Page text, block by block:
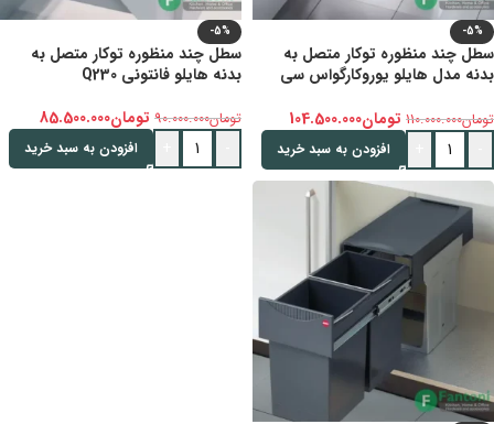
-5%
سطل چند منظوره توکار متصل به
بدنه مدل هایلو یوروکارگواس سی
تومان110.000.000 تومان104.500.000
افزودن به سبد خرید
-5%
سطل چند منظوره توکار متصل به
بدنه هایلو فانتونی Q230
تومان90.000.000 تومان85.500.000
افزودن به سبد خرید